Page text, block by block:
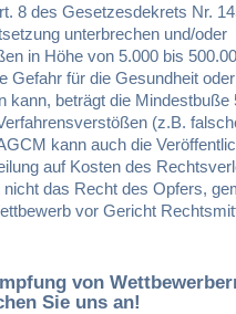
8 des Gesetzesdekrets Nr.
unterbrechen und/oder
in Höhe von 5.000 bis
Gefahr für die Gesundheit oder
kann, beträgt die Mindestbuße
(z.B.
kann auch die
auf Kosten des
das Recht des Opfers,
vor Gericht
von
Sie uns an!